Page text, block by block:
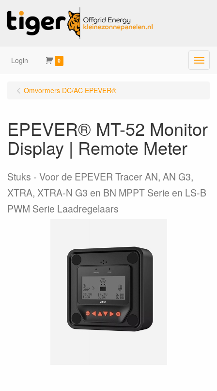
Login 0 Menu
Omvormers DC/AC EPEVER®
EPEVER® MT-52 Monitor
Display | Remote Meter
Stuks
Voor de EPEVER Tracer AN, AN G3,
XTRA, XTRA-N G3 en BN MPPT Serie en LS-B
PWM Serie Laadregelaars